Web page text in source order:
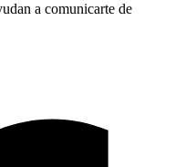
a comunicarte de